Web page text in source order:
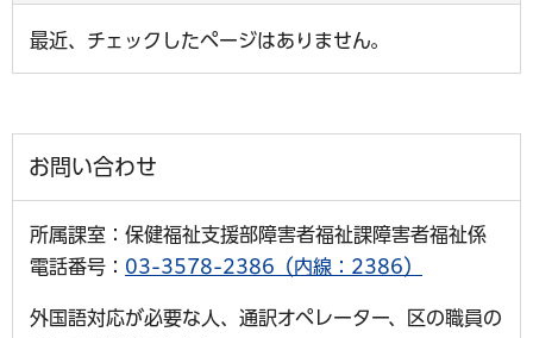
最近、チェックしたページはありません。
お問い合わせ
所属課室：保健福祉支援部障害者福祉課障害者福祉係
電話番号： 03-3578-2386（内線：2386）
外国語対応が必要な人、通訳オペレーター、区の職員の